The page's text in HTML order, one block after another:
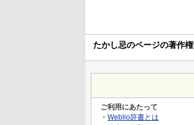
たかし忌のページの著作権
ご利用にあたって
・ Weblio辞書とは